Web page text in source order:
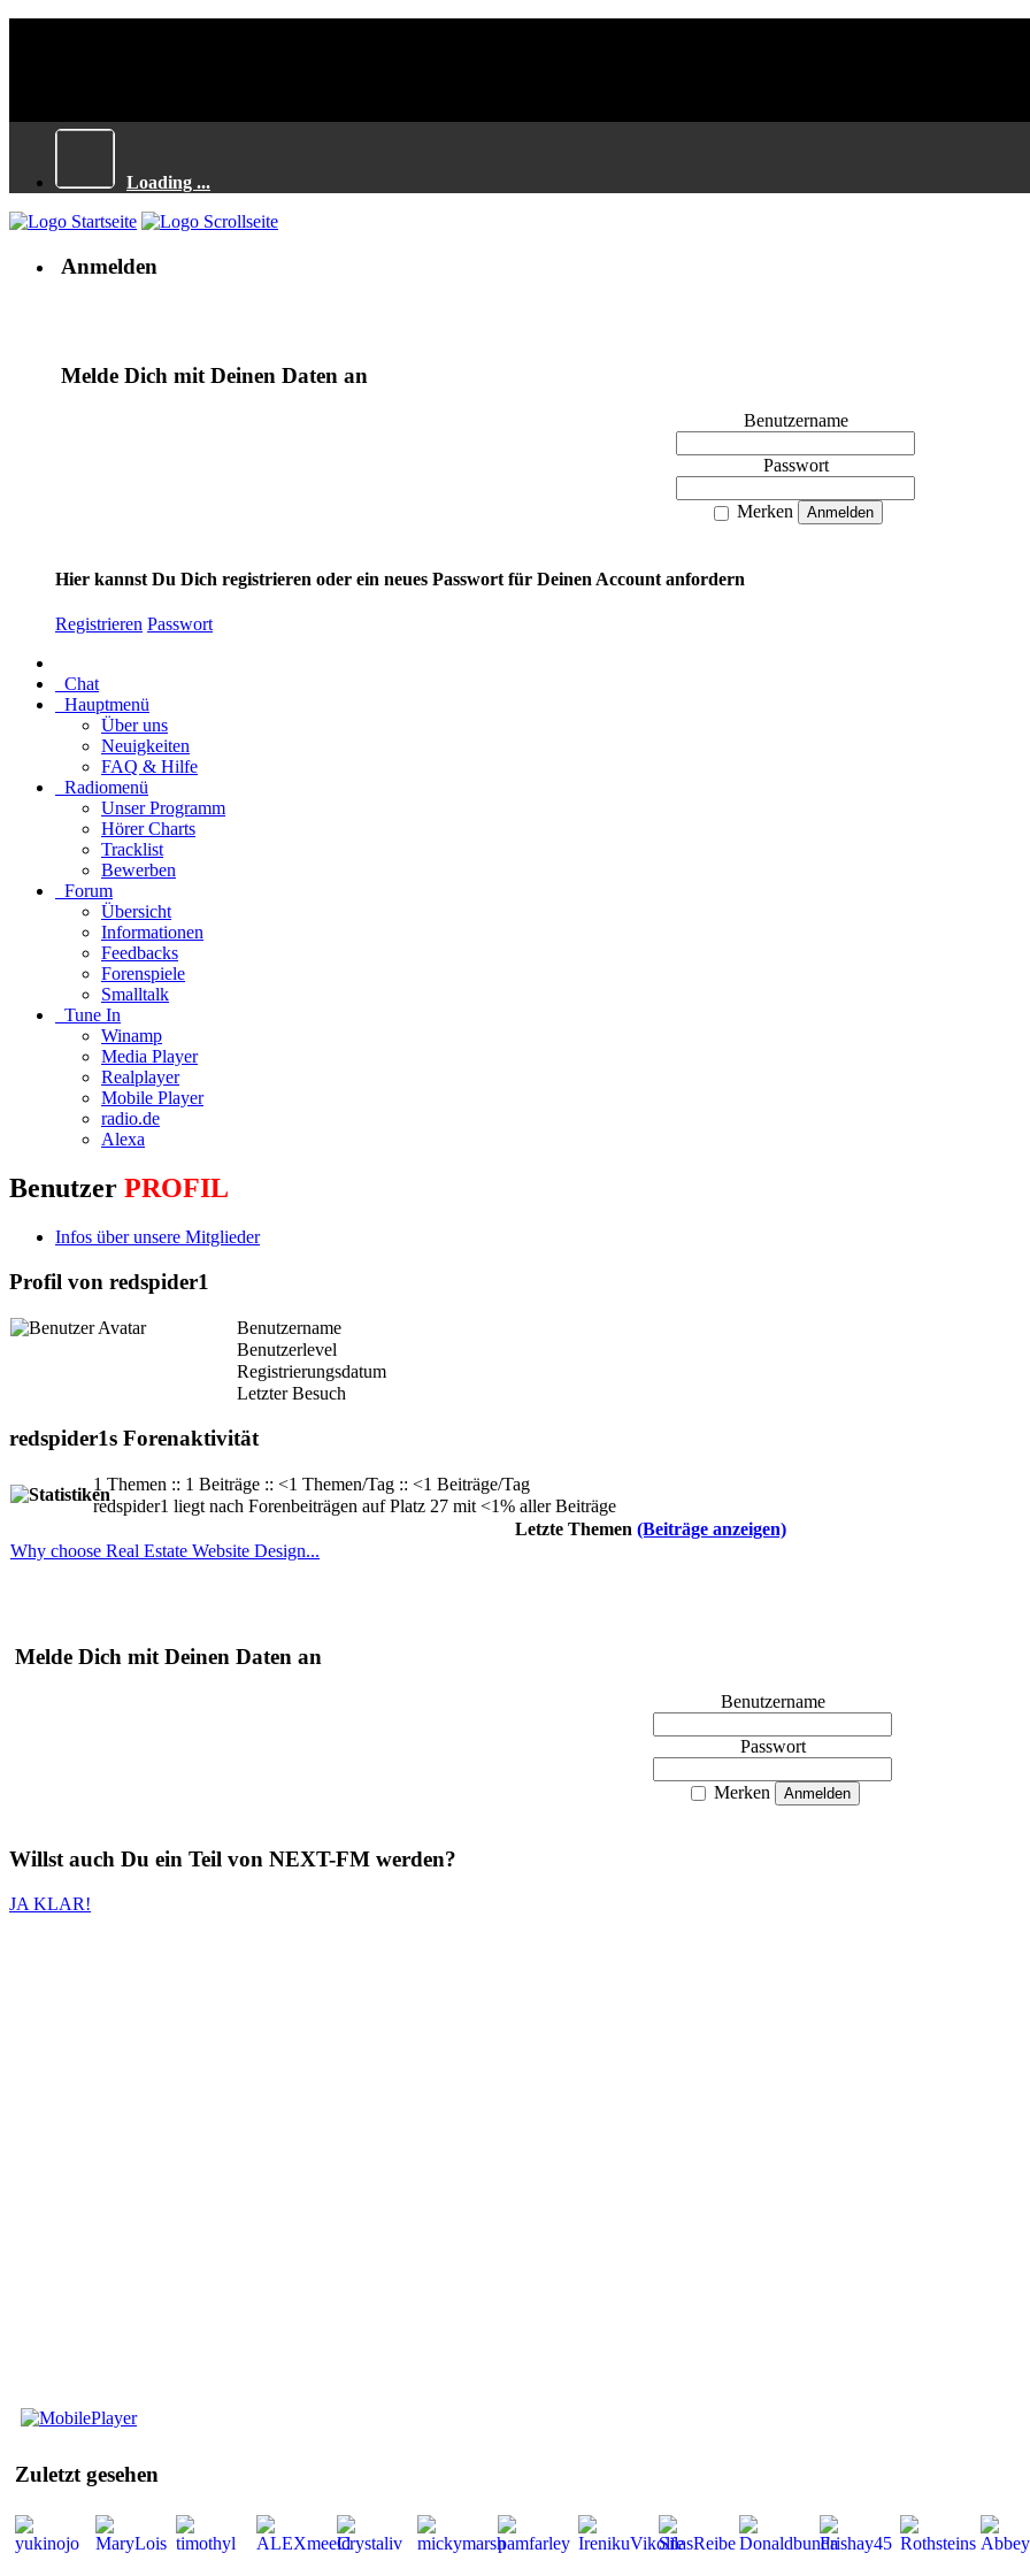
Loading ...
Anmelden
Melde Dich mit Deinen Daten an
Benutzername
Passwort
Merken
Hier kannst Du Dich registrieren oder ein neues Passwort für Deinen Account anfordern
Registrieren Passwort
Chat
Hauptmenü
Über uns
Neuigkeiten
FAQ & Hilfe
Radiomenü
Unser Programm
Hörer Charts
Tracklist
Bewerben
Forum
Übersicht
Informationen
Feedbacks
Forenspiele
Smalltalk
Tune In
Winamp
Media Player
Realplayer
Mobile Player
radio.de
Alexa
Benutzer PROFIL
Infos über unsere Mitglieder
Profil von redspider1
Benutzername
Benutzerlevel
Registrierungsdatum
Letzter Besuch
redspider1s Forenaktivität
1 Themen :: 1 Beiträge :: <1 Themen/Tag :: <1 Beiträge/Tag
redspider1 liegt nach Forenbeiträgen auf Platz 27 mit <1% aller Beiträge
Letzte Themen (Beiträge anzeigen)
Why choose Real Estate Website Design...
Melde Dich mit Deinen Daten an
Benutzername
Passwort
Merken
Willst auch Du ein Teil von NEXT-FM werden?
JA KLAR!
Zuletzt gesehen